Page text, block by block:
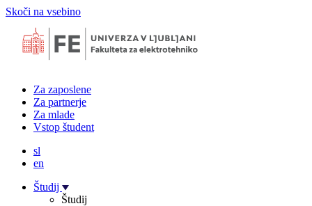
Skoči na vsebino
Za zaposlene
Za partnerje
Za mlade
Vstop študent
sl
en
Študij
Študij